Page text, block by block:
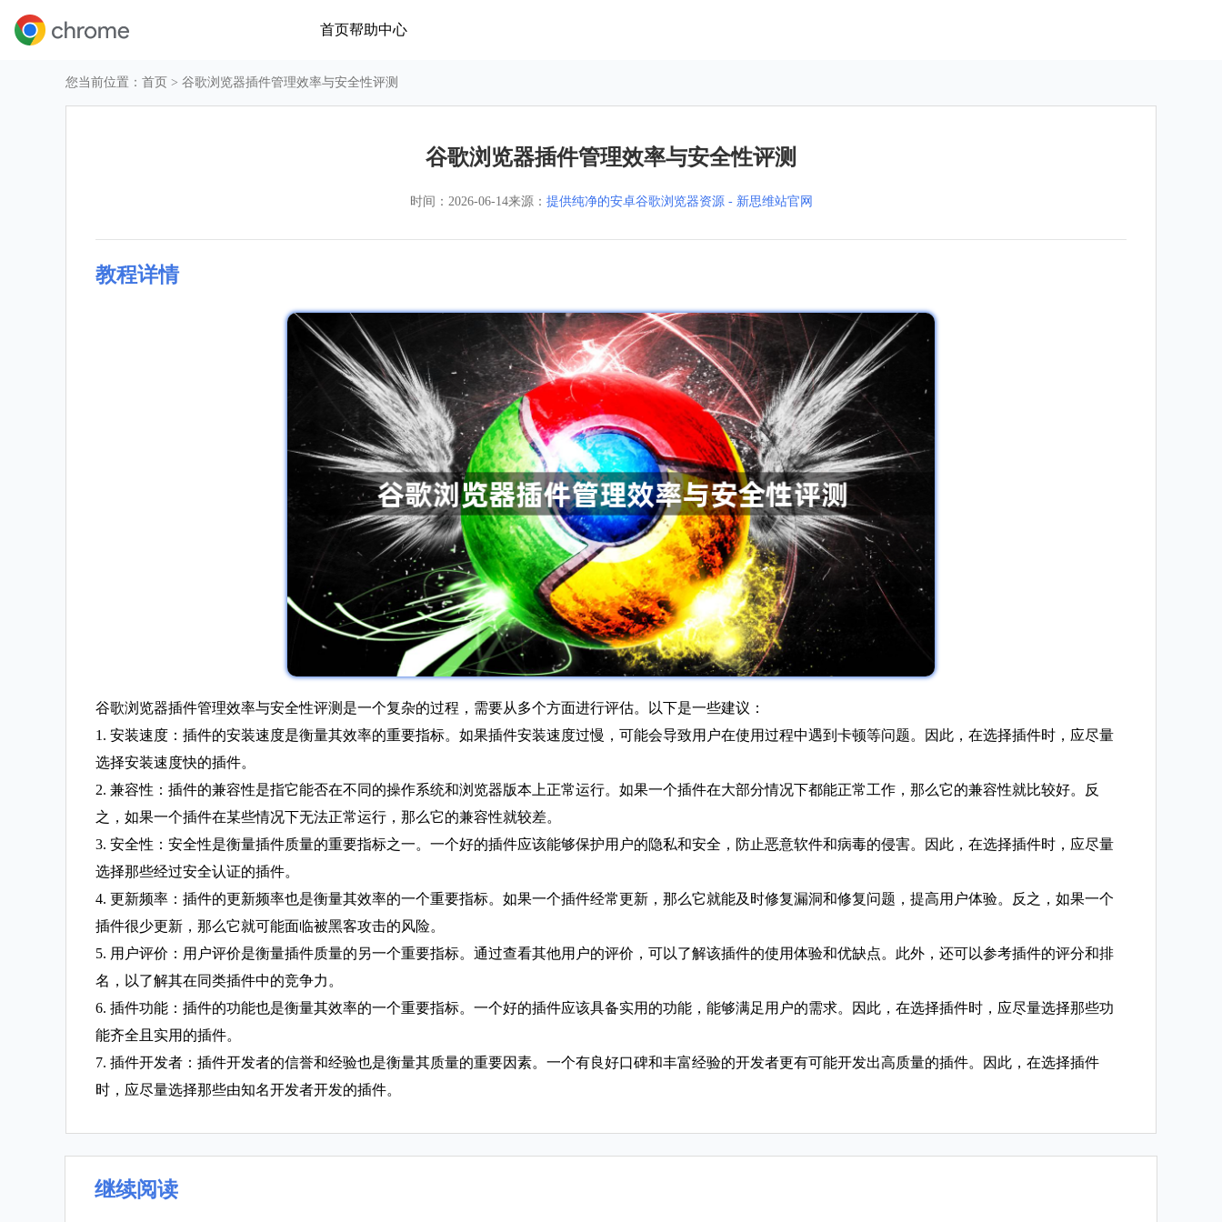
首页帮助中心
您当前位置： 首页 > 谷歌浏览器插件管理效率与安全性评测
谷歌浏览器插件管理效率与安全性评测
时间： 2026-06-14来源： 提供纯净的安卓谷歌浏览器资源 - 新思维站官网
教程详情
谷歌浏览器插件管理效率与安全性评测是一个复杂的过程，需要从多个方面进行评估。以下是一些建议：
1. 安装速度：插件的安装速度是衡量其效率的重要指标。如果插件安装速度过慢，可能会导致用户在使用过程中遇到卡顿等问题。因此，在选择插件时，应尽量
选择安装速度快的插件。
2. 兼容性：插件的兼容性是指它能否在不同的操作系统和浏览器版本上正常运行。如果一个插件在大部分情况下都能正常工作，那么它的兼容性就比较好。反
之，如果一个插件在某些情况下无法正常运行，那么它的兼容性就较差。
3. 安全性：安全性是衡量插件质量的重要指标之一。一个好的插件应该能够保护用户的隐私和安全，防止恶意软件和病毒的侵害。因此，在选择插件时，应尽量
选择那些经过安全认证的插件。
4. 更新频率：插件的更新频率也是衡量其效率的一个重要指标。如果一个插件经常更新，那么它就能及时修复漏洞和修复问题，提高用户体验。反之，如果一个
插件很少更新，那么它就可能面临被黑客攻击的风险。
5. 用户评价：用户评价是衡量插件质量的另一个重要指标。通过查看其他用户的评价，可以了解该插件的使用体验和优缺点。此外，还可以参考插件的评分和排
名，以了解其在同类插件中的竞争力。
6. 插件功能：插件的功能也是衡量其效率的一个重要指标。一个好的插件应该具备实用的功能，能够满足用户的需求。因此，在选择插件时，应尽量选择那些功
能齐全且实用的插件。
7. 插件开发者：插件开发者的信誉和经验也是衡量其质量的重要因素。一个有良好口碑和丰富经验的开发者更有可能开发出高质量的插件。因此，在选择插件
时，应尽量选择那些由知名开发者开发的插件。
继续阅读